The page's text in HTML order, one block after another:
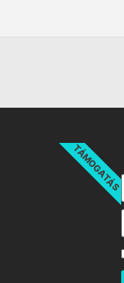
TÁMOGATÁS